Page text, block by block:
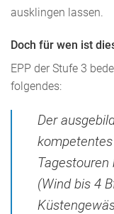
ausklingen lassen.
Doch für wen ist
EPP der Stufe 3
folgendes:
Der
Tagestouren
(Wind bis 4